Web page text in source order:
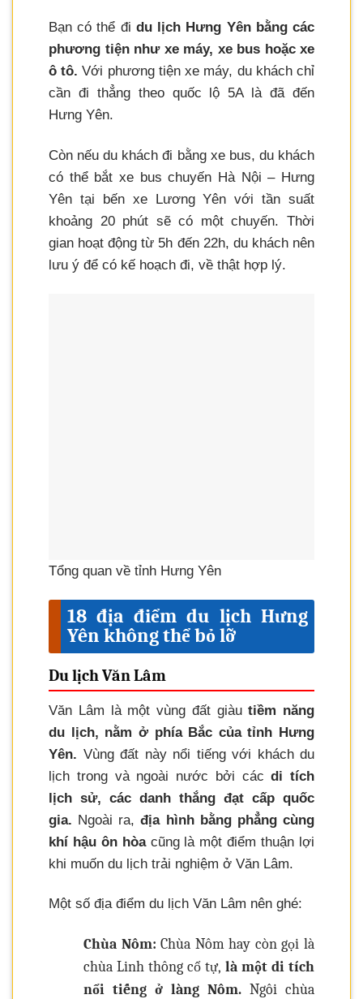
Bạn có thể đi du lịch Hưng Yên bằng các
phương tiện như xe máy, xe bus hoặc xe
ô tô. Với phương tiện xe máy, du khách chỉ
cần đi thẳng theo quốc lộ 5A là đã đến
Hưng Yên.
Còn nếu du khách đi bằng xe bus, du khách
có thể bắt xe bus chuyến Hà Nội – Hưng
Yên tại bến xe Lương Yên với tần suất
khoảng 20 phút sẽ có một chuyến. Thời
gian hoạt động từ 5h đến 22h, du khách nên
lưu ý để có kế hoạch đi, về thật hợp lý.
Tổng quan về tỉnh Hưng Yên
18 địa điểm du lịch Hưng
Yên không thể bỏ lỡ
Du lịch Văn Lâm
Văn Lâm là một vùng đất giàutiềm năng
du lịch, nằm ở phía Bắc của tỉnh Hưng
Yên. Vùng đất này nổi tiếng với khách du
lịch trong và ngoài nước bởi cácdi tích
lịch sử, các danh thắng đạt cấp quốc
gia. Ngoài ra,địa hình bằng phẳng cùng
khí hậu ôn hòacũng là một điểm thuận lợi
khi muốn du lịch trải nghiệm ở Văn Lâm.
Một số địa điểm du lịch Văn Lâm nên ghé:
Chùa Nôm: Chùa Nôm hay còn gọi là
chùa Linh thông cổ tự, là một di tích
nổi tiếng ở làng Nôm. Ngôi chùa